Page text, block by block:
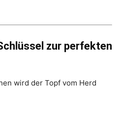
zur perfekten
wird der Topf vom Herd